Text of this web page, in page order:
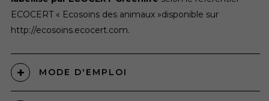
ECOCERT « Ecosoins des animaux »disponible sur
http://ecosoins.ecocert.com.
MODE D'EMPLOI